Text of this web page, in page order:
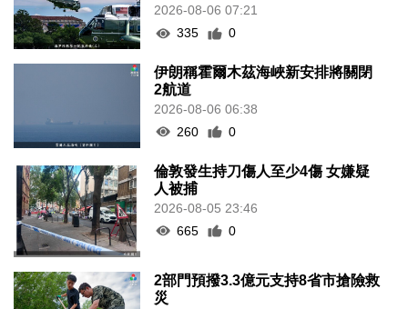
2026-08-06 07:21
335
0
伊朗稱霍爾木茲海峽新安排將關閉
2航道
2026-08-06 06:38
260
0
倫敦發生持刀傷人至少4傷 女嫌疑
人被捕
2026-08-05 23:46
665
0
2部門預撥3.3億元支持8省市搶險救
災